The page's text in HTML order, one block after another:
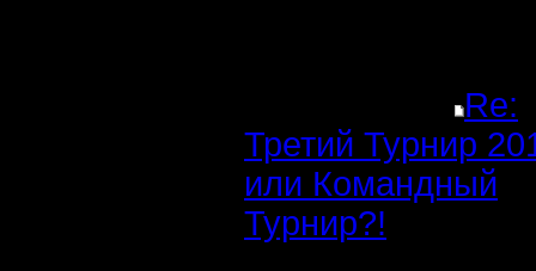
Re:
Третий Турнир
или Командный
Турнир?!